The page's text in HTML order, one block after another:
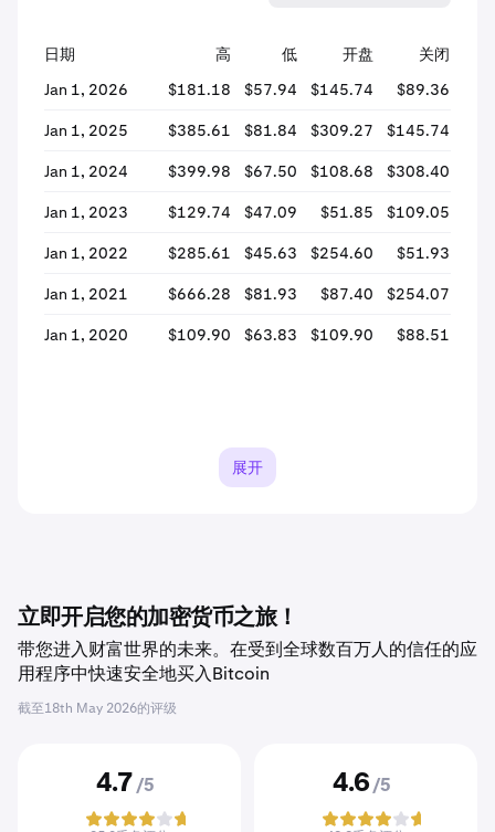
日期 高 低 开盘 关闭
Jan 1, 2026
$181.18 $57.94 $145.74 $89.36
Jan 1, 2025 $385.61 $81.84 $309.27 $145.74
Jan 1, 2024 $399.98 $67.50 $108.68 $308.40
Jan 1, 2023 $129.74 $47.09 $51.85 $109.05
Jan 1, 2022 $285.61 $45.63 $254.60 $51.93
Jan 1, 2021 $666.28 $81.93 $87.40 $254.07
Jan 1, 2020 $109.90 $63.83 $109.90 $88.51
展开
立即开启您的加密货币之旅！
带您进入财富世界的未来。在受到全球数百万人的信任的应
用程序中快速安全地买入Bitcoin
截至18th May 2026的评级
4.7 /5 4.6 /5